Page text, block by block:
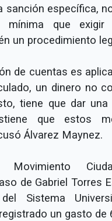
sanción específica,
mínima que exigir
un procedimiento
de cuentas es
un dinero no
tiene que dar
que estos
Álvarez Maynez.
de Gabriel Torres
del Sistema
un gasto de